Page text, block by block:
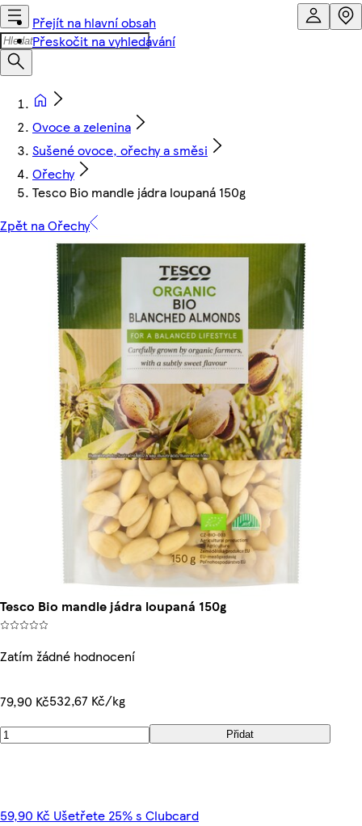
Přejít na hlavní obsah
Přeskočit na vyhledávání
Ovoce a zelenina
Sušené ovoce, ořechy a směsi
Ořechy
Tesco Bio mandle jádra loupaná 150g
Zpět na Ořechy
Tesco Bio mandle jádra loupaná 150g
Zatím žádné hodnocení
79,90 Kč532,67 Kč/kg
Přidat
59,90 Kč Ušetřete 25% s Clubcard